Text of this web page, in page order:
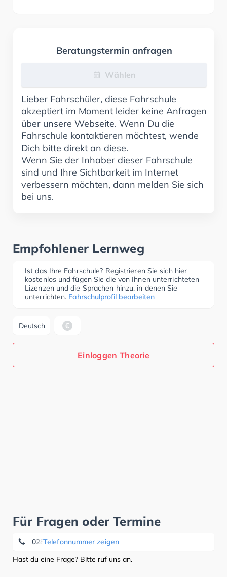
Beratungstermin anfragen
Wählen
Lieber Fahrschüler, diese Fahrschule
akzeptiert im Moment leider keine Anfragen
über unsere Webseite. Wenn Du die
Fahrschule kontaktieren möchtest, wende
Dich bitte direkt an diese.
Wenn Sie der Inhaber dieser Fahrschule
sind und Ihre Sichtbarkeit im Internet
verbessern möchten, dann melden Sie sich
bei uns.
Empfohlener Lernweg
Ist das Ihre Fahrschule? Registrieren Sie sich hier
kostenlos und fügen Sie die von Ihnen unterrichteten
Lizenzen und die Sprachen hinzu, in denen Sie
unterrichten. Fahrschulprofil bearbeiten
Deutsch
Einloggen Theorie
Für Fragen oder Termine
Telefonnummer zeigen
02842 - 30809
Hast du eine Frage? Bitte ruf uns an.